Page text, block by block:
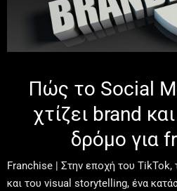
Πώς το Social
χτίζει brand
δρόμο για
Franchise | Στην εποχή του
και του visual storytelling, ένα